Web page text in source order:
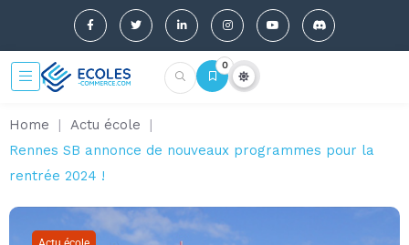
0
Home | Actu école
|
Rennes SB annonce de nouveaux programmes pour la
rentrée 2024 !